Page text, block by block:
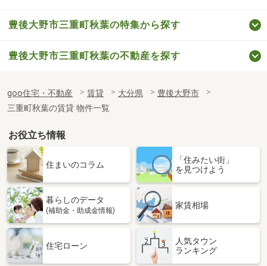
豊後大野市三重町秋葉の特集から探す
豊後大野市三重町秋葉の不動産を探す
goo住宅・不動産 賃貸 大分県
豊後大野市
三重町秋葉の賃貸 物件一覧
お役立ち情報
住まいのコラム
「住みたい街」
を見つけよう
暮らしのデータ
(補助金・助成金情報)
家賃相場
住宅ローン
人気タウン
ランキング